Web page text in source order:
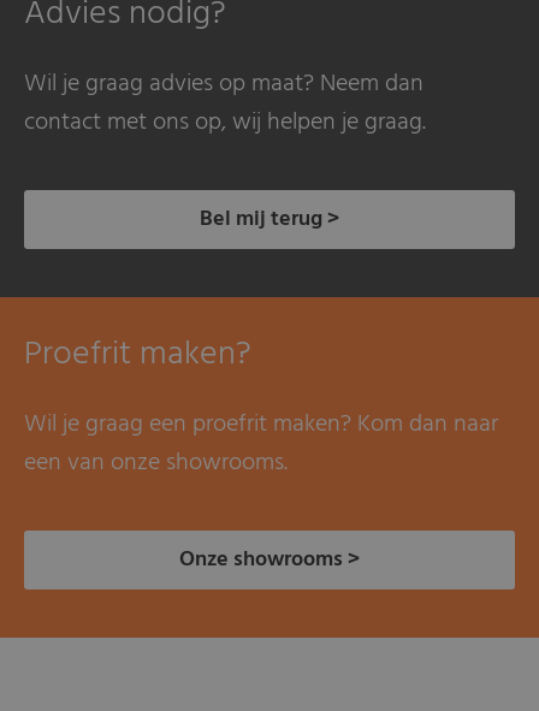
Advies nodig?
Wil je graag advies op maat? Neem dan
contact met ons op, wij helpen je graag.
Bel mij terug >
Proefrit maken?
Wil je graag een proefrit maken? Kom dan naar
een van onze showrooms.
Onze showrooms >